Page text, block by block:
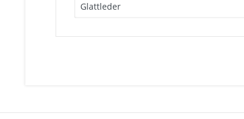
Glattleder